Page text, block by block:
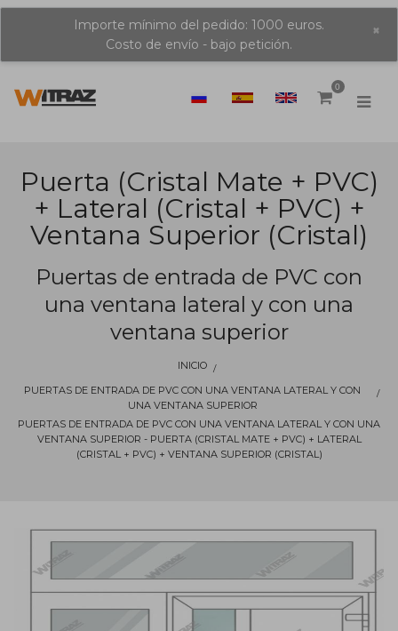
Importe mínimo del pedido: 1000 euros.
Costo de envío - bajo petición.
×
0
Puerta (cristal Mate + PVC)
+ Lateral (cristal + PVC) +
Ventana Superior (cristal)
Puertas de entrada de PVC con
una ventana lateral y con una
ventana superior
INICIO
PUERTAS DE ENTRADA DE PVC CON UNA VENTANA LATERAL Y CON
UNA VENTANA SUPERIOR
PUERTAS DE ENTRADA DE PVC CON UNA VENTANA LATERAL Y CON UNA
VENTANA SUPERIOR - PUERTA (CRISTAL MATE + PVC) + LATERAL
(CRISTAL + PVC) + VENTANA SUPERIOR (CRISTAL)